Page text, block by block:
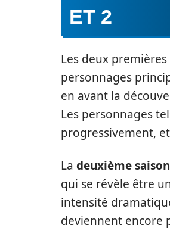
ET 2
Les deux premières
personnages
en avant la
Les personnages
progressivement,
La deuxième saison
qui se révèle être
intensité
deviennent encore